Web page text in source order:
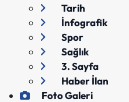
Tarih
İnfografik
Spor
Sağlık
3. Sayfa
Haber İlan
Foto Galeri